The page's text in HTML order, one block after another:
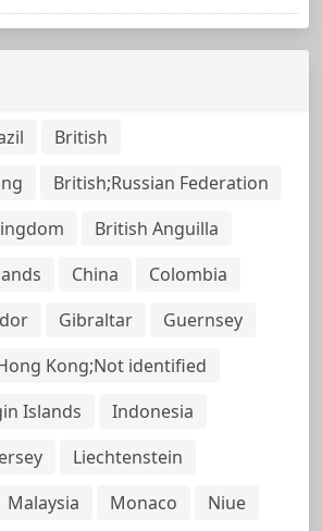
British
British;Russian Federation
British Anguilla
China
Colombia
Gibraltar
Guernsey
Kong;Not identified
Islands
Indonesia
Liechtenstein
Malaysia Monaco
Niue